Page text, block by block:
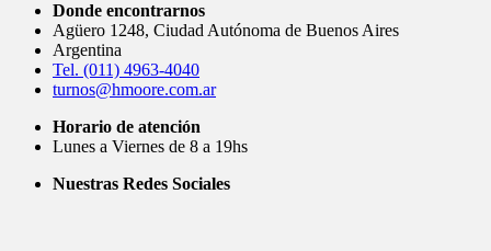
entradas
Donde encontrarnos
Agüero 1248, Ciudad Autónoma de Buenos Aires
Argentina
Tel. (011) 4963-4040
turnos@hmoore.com.ar
Horario de atención
Lunes a Viernes de 8 a 19hs
Nuestras Redes Sociales